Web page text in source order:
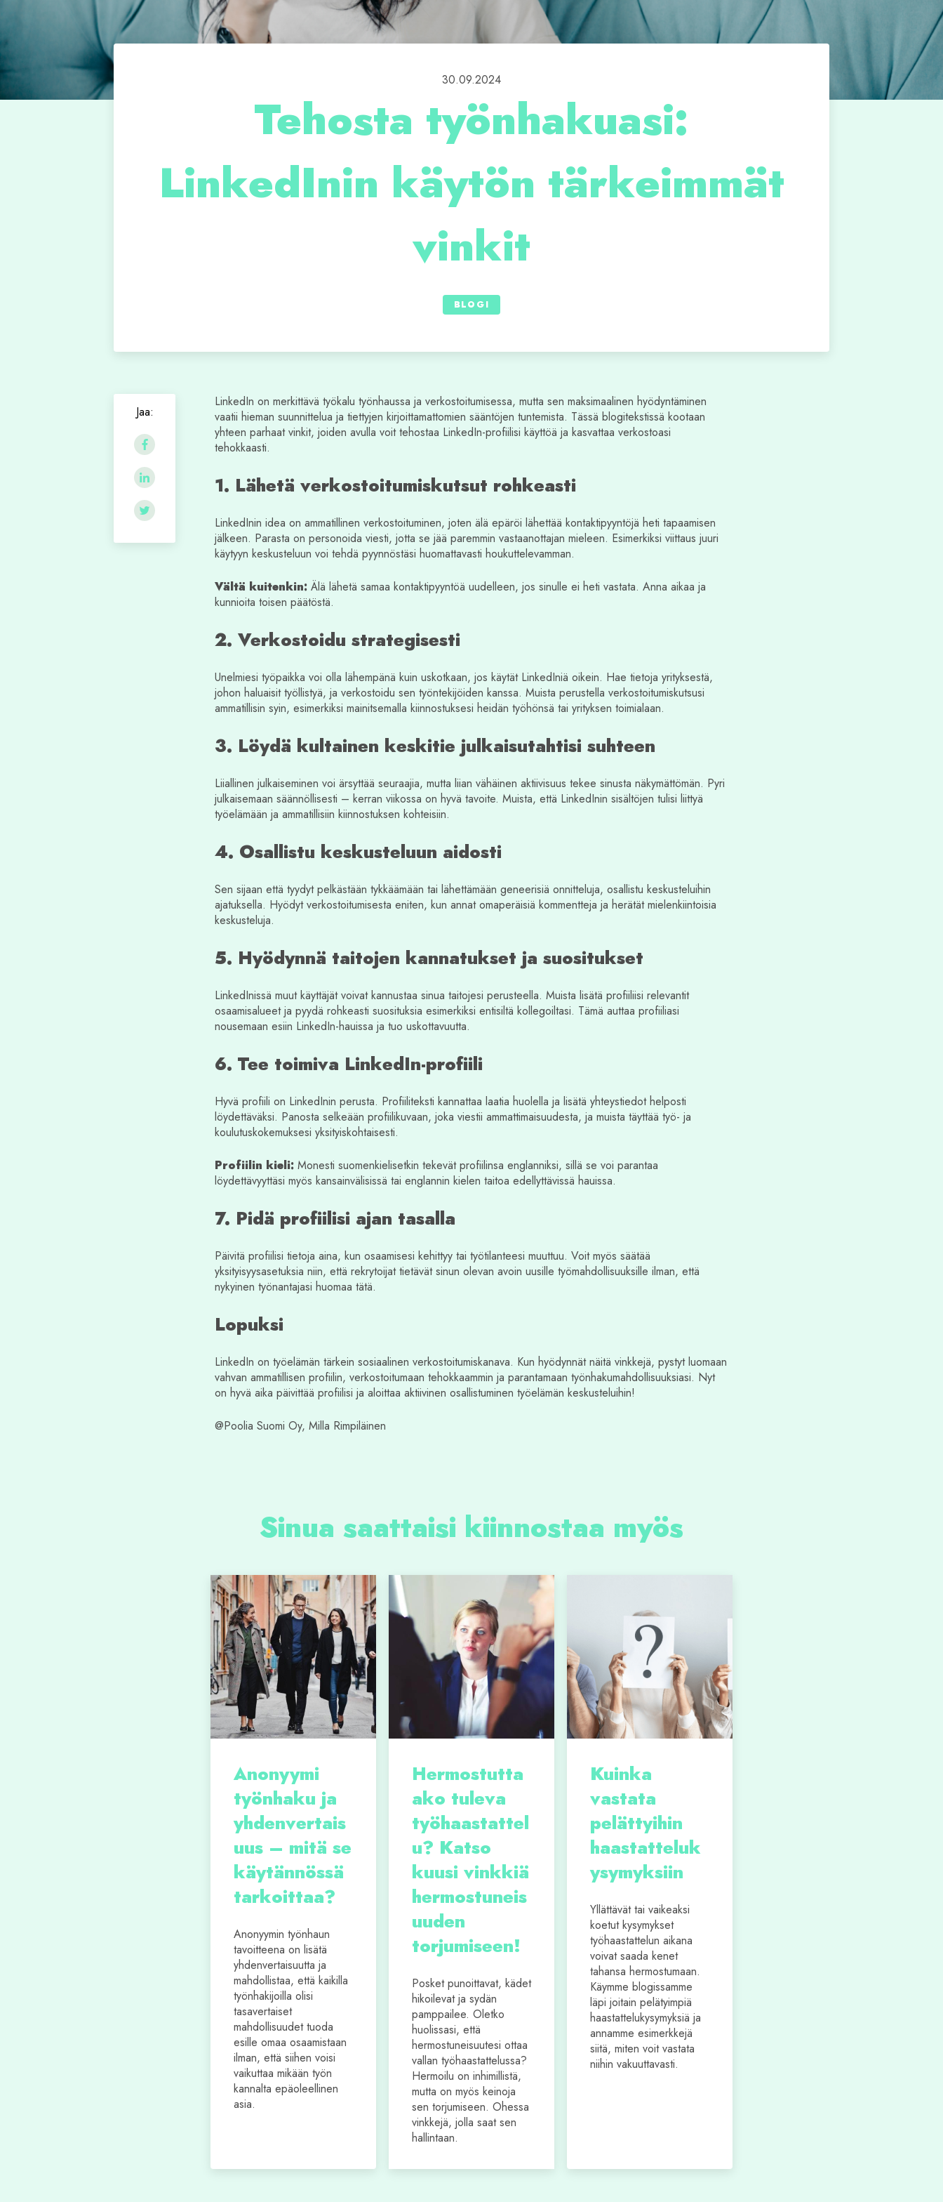
30.09.2024
Tehosta työnhakuasi:
LinkedInin käytön tärkeimmät
vinkit
BLOGI
Jaa:
LinkedIn on merkittävä työkalu työnhaussa ja verkostoitumisessa, mutta sen maksimaalinen hyödyntäminen
vaatii hieman suunnittelua ja tiettyjen kirjoittamattomien sääntöjen tuntemista. Tässä blogitekstissä kootaan
yhteen parhaat vinkit, joiden avulla voit tehostaa LinkedIn-profiilisi käyttöä ja kasvattaa verkostoasi
tehokkaasti.
1. Lähetä verkostoitumiskutsut rohkeasti
LinkedInin idea on ammatillinen verkostoituminen, joten älä epäröi lähettää kontaktipyyntöjä heti tapaamisen
jälkeen. Parasta on personoida viesti, jotta se jää paremmin vastaanottajan mieleen. Esimerkiksi viittaus juuri
käytyyn keskusteluun voi tehdä pyynnöstäsi huomattavasti houkuttelevamman.
Vältä kuitenkin: Älä lähetä samaa kontaktipyyntöä uudelleen, jos sinulle ei heti vastata. Anna aikaa ja
kunnioita toisen päätöstä.
2. Verkostoidu strategisesti
Unelmiesi työpaikka voi olla lähempänä kuin uskotkaan, jos käytät LinkedIniä oikein. Hae tietoja yrityksestä,
johon haluaisit työllistyä, ja verkostoidu sen työntekijöiden kanssa. Muista perustella verkostoitumiskutsusi
ammatillisin syin, esimerkiksi mainitsemalla kiinnostuksesi heidän työhönsä tai yrityksen toimialaan.
3. Löydä kultainen keskitie julkaisutahtisi suhteen
Liiallinen julkaiseminen voi ärsyttää seuraajia, mutta liian vähäinen aktiivisuus tekee sinusta näkymättömän. Pyri
julkaisemaan säännöllisesti – kerran viikossa on hyvä tavoite. Muista, että LinkedInin sisältöjen tulisi liittyä
työelämään ja ammatillisiin kiinnostuksen kohteisiin.
4. Osallistu keskusteluun aidosti
Sen sijaan että tyydyt pelkästään tykkäämään tai lähettämään geneerisiä onnitteluja, osallistu keskusteluihin
ajatuksella. Hyödyt verkostoitumisesta eniten, kun annat omaperäisiä kommentteja ja herätät mielenkiintoisia
keskusteluja.
5. Hyödynnä taitojen kannatukset ja suositukset
LinkedInissä muut käyttäjät voivat kannustaa sinua taitojesi perusteella. Muista lisätä profiiliisi relevantit
osaamisalueet ja pyydä rohkeasti suosituksia esimerkiksi entisiltä kollegoiltasi. Tämä auttaa profiiliasi
nousemaan esiin LinkedIn-hauissa ja tuo uskottavuutta.
6. Tee toimiva LinkedIn-profiili
Hyvä profiili on LinkedInin perusta. Profiiliteksti kannattaa laatia huolella ja lisätä yhteystiedot helposti
löydettäväksi. Panosta selkeään profiilikuvaan, joka viestii ammattimaisuudesta, ja muista täyttää työ- ja
koulutuskokemuksesi yksityiskohtaisesti.
Profiilin kieli: Monesti suomenkielisetkin tekevät profiilinsa englanniksi, sillä se voi parantaa
löydettävyyttäsi myös kansainvälisissä tai englannin kielen taitoa edellyttävissä hauissa.
7. Pidä profiilisi ajan tasalla
Päivitä profiilisi tietoja aina, kun osaamisesi kehittyy tai työtilanteesi muuttuu. Voit myös säätää
yksityisyysasetuksia niin, että rekrytoijat tietävät sinun olevan avoin uusille työmahdollisuuksille ilman, että
nykyinen työnantajasi huomaa tätä.
Lopuksi
LinkedIn on työelämän tärkein sosiaalinen verkostoitumiskanava. Kun hyödynnät näitä vinkkejä, pystyt luomaan
vahvan ammatillisen profiilin, verkostoitumaan tehokkaammin ja parantamaan työnhakumahdollisuuksiasi. Nyt
on hyvä aika päivittää profiilisi ja aloittaa aktiivinen osallistuminen työelämän keskusteluihin!
@Poolia Suomi Oy, Milla Rimpiläinen
Sinua saattaisi kiinnostaa myös
Anonyymi
työnhaku ja
yhdenvertais
uus – mitä se
käytännössä
tarkoittaa?
Anonyymin työnhaun
tavoitteena on lisätä
yhdenvertaisuutta ja
mahdollistaa, että kaikilla
työnhakijoilla olisi
tasavertaiset
mahdollisuudet tuoda
esille omaa osaamistaan
ilman, että siihen voisi
vaikuttaa mikään työn
kannalta epäoleellinen
asia.
Hermostutta
ako tuleva
työhaastattel
u? Katso
kuusi vinkkiä
hermostuneis
uuden
torjumiseen!
Posket punoittavat, kädet
hikoilevat ja sydän
pamppailee. Oletko
huolissasi, että
hermostuneisuutesi ottaa
vallan työhaastattelussa?
Hermoilu on inhimillistä,
mutta on myös keinoja
sen torjumiseen. Ohessa
vinkkejä, jolla saat sen
hallintaan.
Kuinka
vastata
pelättyihin
haastatteluk
ysymyksiin
Yllättävät tai vaikeaksi
koetut kysymykset
työhaastattelun aikana
voivat saada kenet
tahansa hermostumaan.
Käymme blogissamme
läpi joitain pelätyimpiä
haastattelukysymyksiä ja
annamme esimerkkejä
siitä, miten voit vastata
niihin vakuuttavasti.